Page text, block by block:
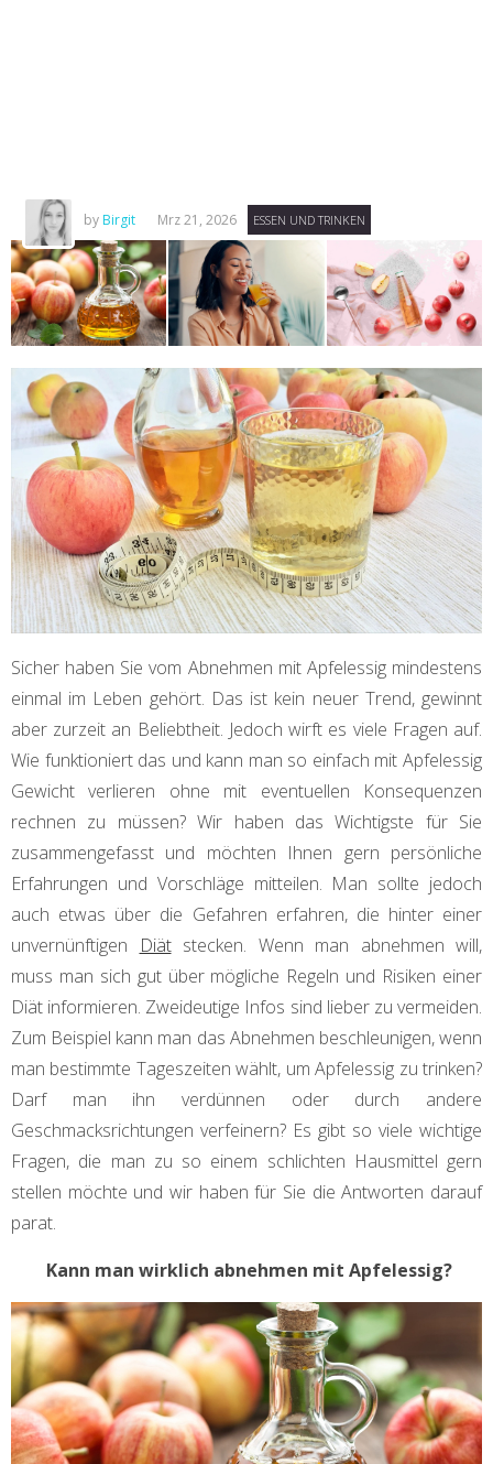
by Birgit Mrz 21, 2026 ESSEN UND TRINKEN
Sicher haben Sie vom Abnehmen mit Apfelessig mindestens
einmal im Leben gehört. Das ist kein neuer Trend, gewinnt
aber zurzeit an Beliebtheit. Jedoch wirft es viele Fragen auf.
Wie funktioniert das und kann man so einfach mit Apfelessig
Gewicht verlieren ohne mit eventuellen Konsequenzen
rechnen zu müssen? Wir haben das Wichtigste für Sie
zusammengefasst und möchten Ihnen gern persönliche
Erfahrungen und Vorschläge mitteilen. Man sollte jedoch
auch etwas über die Gefahren erfahren, die hinter einer
unvernünftigen
Diätstecken. Wenn man abnehmen will,
muss man sich gut über mögliche Regeln und Risiken einer
Diät informieren. Zweideutige Infos sind lieber zu vermeiden.
Zum Beispiel kann man das Abnehmen beschleunigen, wenn
man bestimmte Tageszeiten wählt, um Apfelessig zu trinken?
Darf man ihn verdünnen oder durch andere
Geschmacksrichtungen verfeinern? Es gibt so viele wichtige
Fragen, die man zu so einem schlichten Hausmittel gern
stellen möchte und wir haben für Sie die Antworten darauf
parat.
Kann man wirklich abnehmen mit Apfelessig?